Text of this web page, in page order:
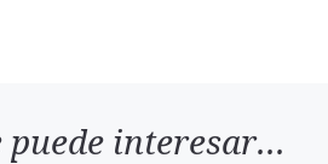
puede interesar...